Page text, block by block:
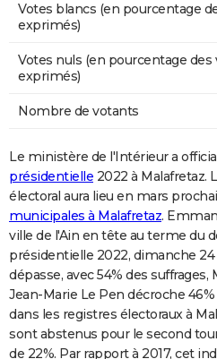
Votes blancs (en pourcentage
exprimés)
Votes nuls (en pourcentage des
exprimés)
Nombre de votants
Le ministère de l'Intérieur a
présidentielle 2022 à Malafretaz.
électoral aura lieu en mars
municipales à Malafretaz.
ville de l'Ain en tête au terme du
présidentielle 2022, dimanche
dépasse, avec 54% des suffrages,
Jean-Marie Le Pen décroche
dans les registres électoraux à
sont abstenus pour le second
de 22%. Par rapport à 2017, cet